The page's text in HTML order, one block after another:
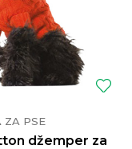
ZA PSE
džemper za